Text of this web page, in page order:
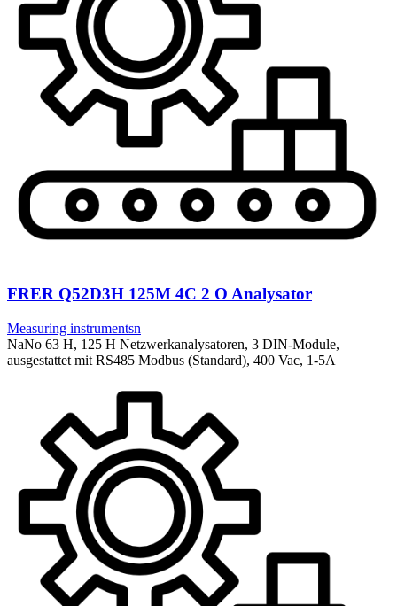
FRER Q52D3H 125M 4C 2 O Analysator
Measuring instrumentsn
NaNo 63 H, 125 H Netzwerkanalysatoren, 3 DIN-Module,
ausgestattet mit RS485 Modbus (Standard), 400 Vac, 1-5A